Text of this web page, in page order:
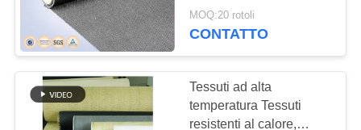
Coperte Ignifughe
MOQ:20 rotoli
CONTATTO
Tessuti ad alta
temperatura Tessuti
resistenti al calore,